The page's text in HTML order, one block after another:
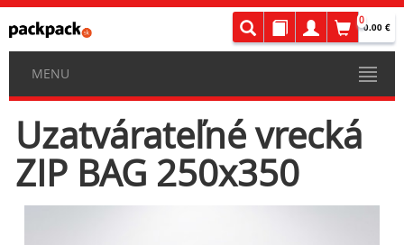
0
0.00 €
MENU
Uzatvárateľné vrecká
ZIP BAG 250x350